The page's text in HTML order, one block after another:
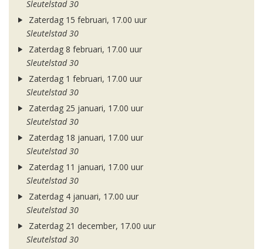
Sleutelstad 30
Zaterdag 15 februari, 17.00 uur
Sleutelstad 30
Zaterdag 8 februari, 17.00 uur
Sleutelstad 30
Zaterdag 1 februari, 17.00 uur
Sleutelstad 30
Zaterdag 25 januari, 17.00 uur
Sleutelstad 30
Zaterdag 18 januari, 17.00 uur
Sleutelstad 30
Zaterdag 11 januari, 17.00 uur
Sleutelstad 30
Zaterdag 4 januari, 17.00 uur
Sleutelstad 30
Zaterdag 21 december, 17.00 uur
Sleutelstad 30